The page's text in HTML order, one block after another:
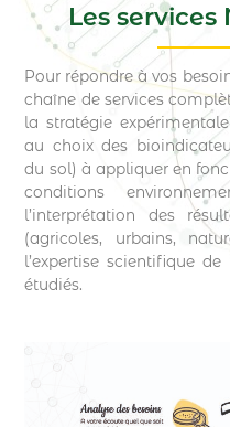
Les services
Pour répondre à vos
chaîne de services
la stratégie
au choix des
du sol) à appliquer en
conditions
l’interprétation des
(agricoles, urbains,
l’expertise scientifique
étudiés.